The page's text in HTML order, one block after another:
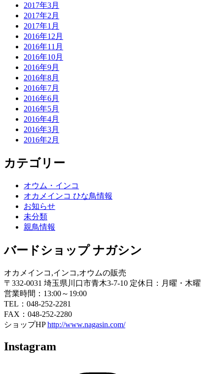
2017年3月
2017年2月
2017年1月
2016年12月
2016年11月
2016年10月
2016年9月
2016年8月
2016年7月
2016年6月
2016年5月
2016年4月
2016年3月
2016年2月
カテゴリー
オウム・インコ
オカメインコ ひな鳥情報
お知らせ
未分類
親鳥情報
バードショップ ナガシン
オカメインコ,インコ,オウムの販売
〒332-0031 埼玉県川口市青木3-7-10 定休日：月曜・木曜
営業時間：13:00～19:00
TEL：048-252-2281
FAX：048-252-2280
ショップHPhttp://www.nagasin.com/
Instagram